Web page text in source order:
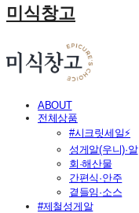
미식창고
ABOUT
전체상품
#시크릿세일⚡
성게알(우니)·알
회·해산물
간편식·안주
곁들임·소스
#제철성게알